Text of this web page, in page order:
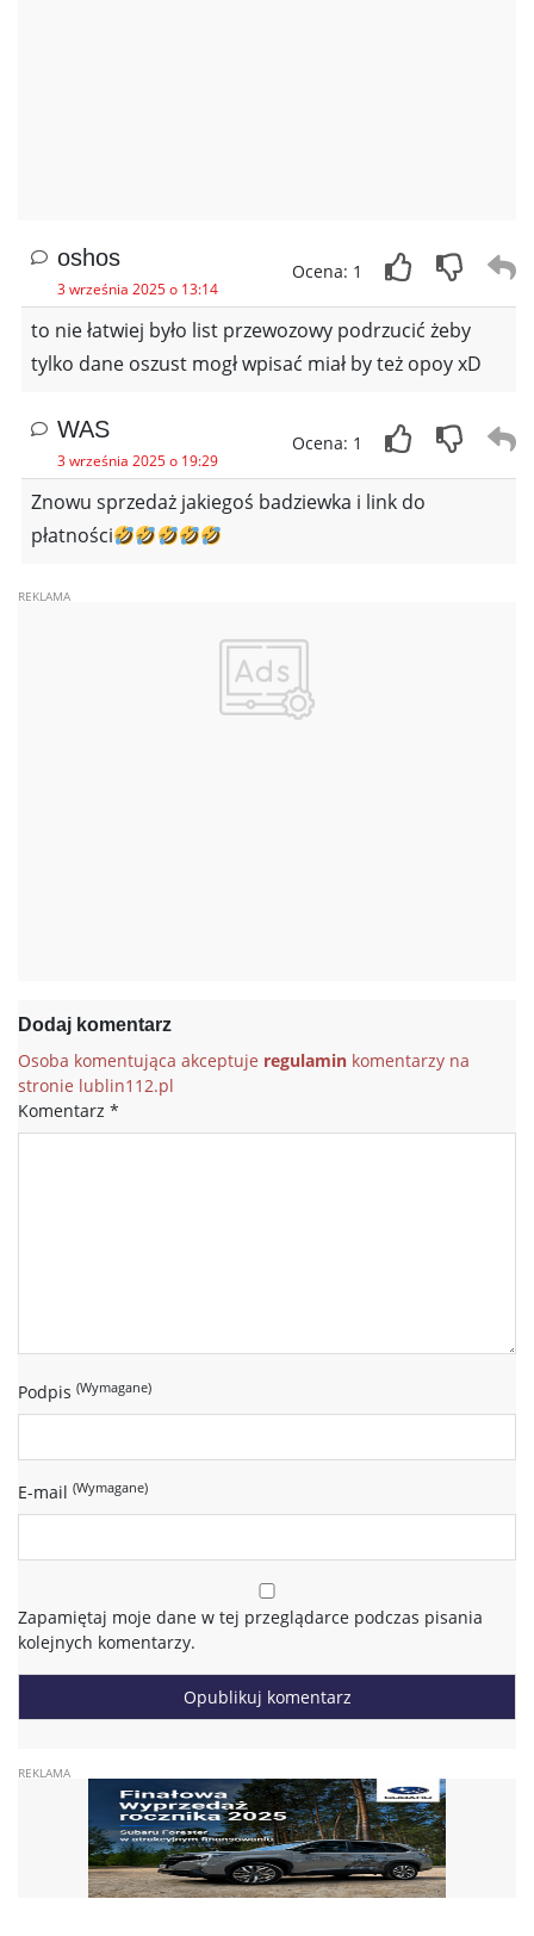
oshos
3 września 2025 o 13:14
Ocena: 1
to nie łatwiej było list przewozowy podrzucić żeby
tylko dane oszust mogł wpisać miał by też opoy xD
WAS
3 września 2025 o 19:29
Ocena: 1
Znowu sprzedaż jakiegoś badziewka i link do
płatności
Dodaj komentarz
Osoba komentująca akceptuje regulamin komentarzy na
stronie lublin112.pl
Komentarz *
Podpis (Wymagane)
E-mail (Wymagane)
Zapamiętaj moje dane w tej przeglądarce podczas pisania
kolejnych komentarzy.